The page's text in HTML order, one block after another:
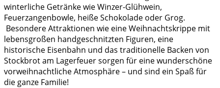
winterliche Getränke wie Winzer-Glühwein,
Feuerzangenbowle, heiße Schokolade oder Grog.
Besondere Attraktionen wie eine Weihnachtskrippe mit
lebensgroßen handgeschnitzten Figuren, eine
historische Eisenbahn und das traditionelle Backen von
Stockbrot am Lagerfeuer sorgen für eine wunderschöne
vorweihnachtliche Atmosphäre – und sind ein Spaß für
die ganze Familie!